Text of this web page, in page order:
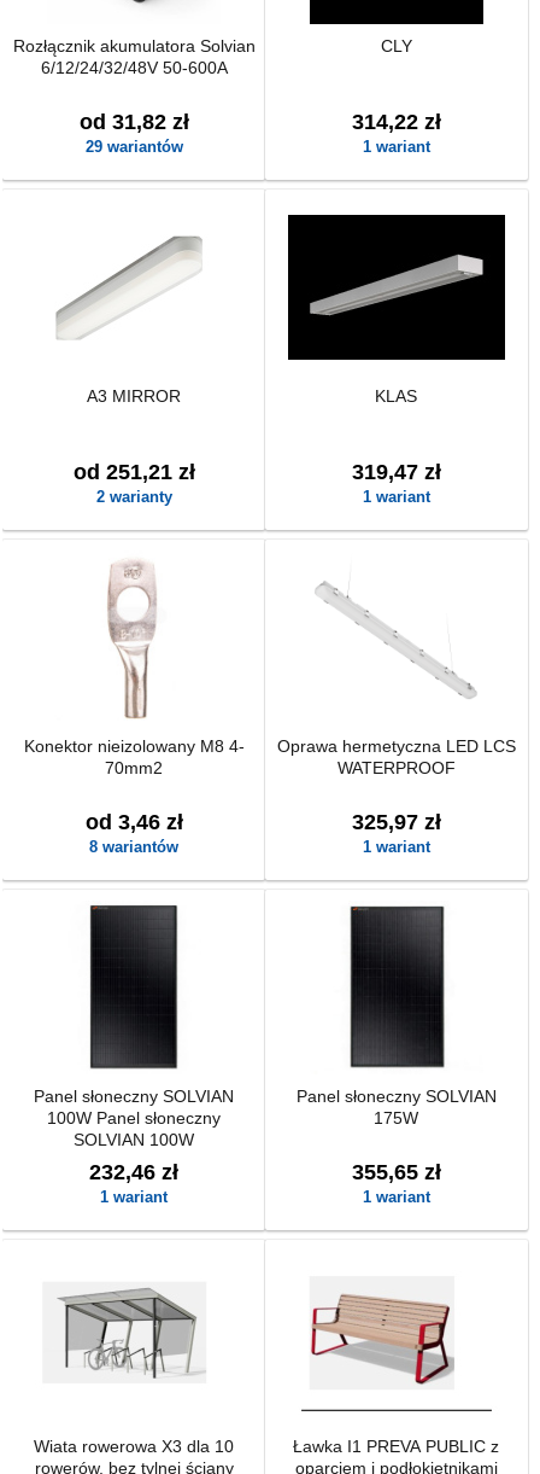
Rozłącznik akumulatora Solvian
6/12/24/32/48V 50-600A
od 31,82 zł
29 wariantów
CLY
314,22 zł
1 wariant
A3 MIRROR
od 251,21 zł
2 warianty
KLAS
319,47 zł
1 wariant
Konektor nieizolowany M8 4-
70mm2
od 3,46 zł
8 wariantów
Oprawa hermetyczna LED LCS
WATERPROOF
325,97 zł
1 wariant
Panel słoneczny SOLVIAN
100W Panel słoneczny
SOLVIAN 100W
232,46 zł
1 wariant
Panel słoneczny SOLVIAN
175W
355,65 zł
1 wariant
Wiata rowerowa X3 dla 10
rowerów, bez tylnej ściany
Ławka I1 PREVA PUBLIC z
oparciem i podłokietnikami